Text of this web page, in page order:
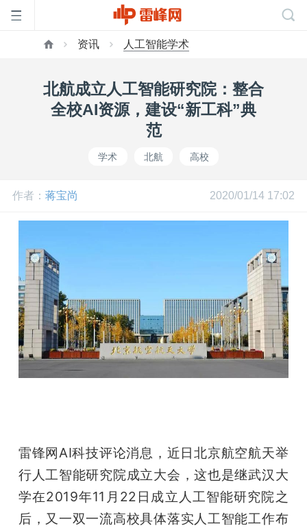
公
开
课
中
心
资讯 人工智能学术
北航成立人工智能研究院：整合
全校AI资源，建设“新工科”典
范
学术 北航 高校
作者： 蒋宝尚 2020/01/14 17:02
雷锋网AI科技评论消息，近日北京航空航天举
行人工智能研究院成立大会，这也是继武汉大
学在2019年11月22日成立人工智能研究院之
后，又一双一流高校具体落实人工智能工作布